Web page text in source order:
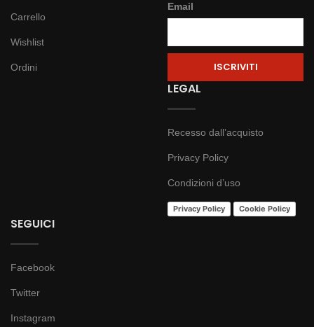
Carrello
Wishlist
Ordini
Email
LEGAL
Recesso dall’acquisto
Privacy Policy
Condizioni d’uso
Privacy Policy Cookie Policy
SEGUICI
Facebook
Twitter
Instagram